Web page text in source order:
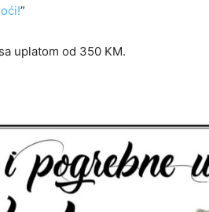
”
uplatom od 350 KM.